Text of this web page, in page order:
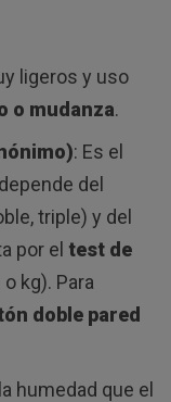
ligeros y uso
o mudanza.
: Es el
del
triple) y del
por el test de
kg). Para
doble pared
humedad que el